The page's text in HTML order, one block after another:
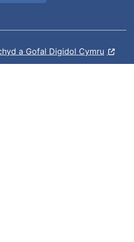
a Gofal Digidol Cymru